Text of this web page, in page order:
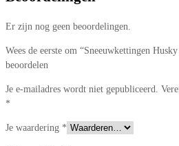
Er zijn nog geen beoordelingen.
Wees de eerste om “Sneeuwkettingen
beoordelen
Je e-mailadres wordt niet gepubliceerd.
*
Je waardering *